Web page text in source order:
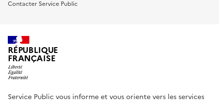
Contacter Service Public
RÉPUBLIQUE
FRANÇAISE
Service Public vous informe et vous oriente vers les services